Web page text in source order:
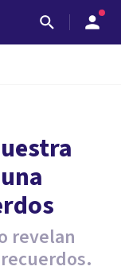
revelan